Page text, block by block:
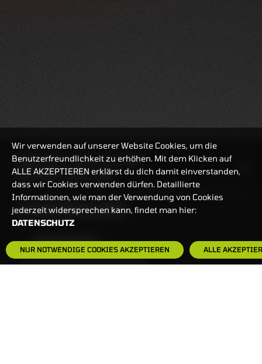
BANKEINSTELLUNGEN
HÄUFIG GESUCHT:
HANDELSZEIT
MO-FR: 7:30-23 UHR
ZERTIFIKATE
8:00-22 UHR
Wir verwenden auf unserer Website Cookies, um die
Benutzerfreundlichkeit zu erhöhen. Mit dem Klicken auf
ALLE AKZEPTIEREN erklärst du dich damit einverstanden,
dass wir Cookies verwenden dürfen. Detaillierte
Informationen, wie man der Verwendung von Cookies
jederzeit widersprechen kann, findet man hier:
DATENSCHUTZ
NUR NOTWENDIGE COOKIES AKZEPTIEREN ALLE